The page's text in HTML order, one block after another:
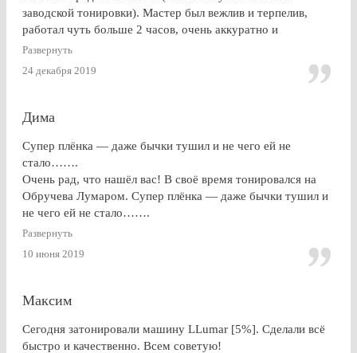
заводской тонировки). Мастер был вежлив и терпелив,
работал чуть больше 2 часов, очень аккуратно и
профессионально. Результат на 5+ ! Особенно приятно
получить гарантию на работу и плёнку. Отдельное спасибо
за консультацию, как до работ, так по их завершении!
Развернуть
24 декабря 2019
Дима
Супер плёнка — даже бычки тушил и не чего ей не
стало…….
Очень рад, что нашёл вас! В своё время тонировался на
Обручева Лумаром. Супер плёнка — даже бычки тушил и
не чего ей не стало…….
Развернуть
10 июня 2019
Максим
Сегодня затонировали машину LLumar [5%]. Сделали всё
быстро и качественно. Всем советую!